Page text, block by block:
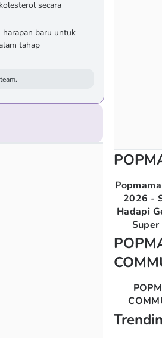
secara
harapan baru untuk
tahap
2026 -
Hadapi